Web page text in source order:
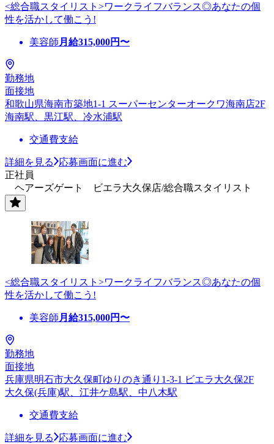
<総合職スタイリスト>ワークライフバランス◎あなたの個
性を活かして働こう!
美容師 月給315,000円〜
勤務地
面接地
和歌山県海南市築地1-1 スーパーセンターオークワ海南店2F
海南駅、黒江駅、冷水浦駅
交通費支給
詳細を見る
応募画面に進む
正社員
ヘアーズゲート ビエラ大久保店/総合職スタイリスト
<総合職スタイリスト>ワークライフバランス◎あなたの個
性を活かして働こう!
美容師 月給315,000円〜
勤務地
面接地
兵庫県明石市大久保町ゆりのき通り1-3-1 ビエラ大久保2F
大久保(兵庫)駅、江井ケ島駅、中八木駅
交通費支給
詳細を見る
応募画面に進む